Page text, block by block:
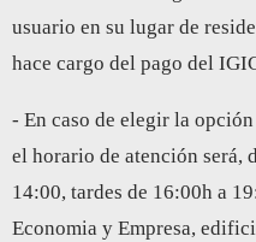
usuario en su lugar de
hace cargo del pago del
- En caso de elegir la
el horario de atención será,
14:00, tardes de 16:00h a
Economia y Empresa,